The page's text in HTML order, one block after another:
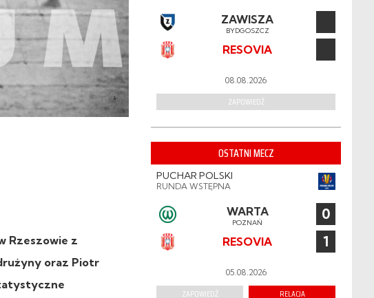
Rzeszowie z
oraz Piotr
ZAWISZA
BYDGOSZCZ
RESOVIA
08.08.2026
ZAPOWIEDŹ
OSTATNI MECZ
PUCHAR POLSKI
RUNDA WSTĘPNA
WARTA
POZNAŃ 0
RESOVIA 1
05.08.2026
ZAPOWIEDŹ
RELACJA